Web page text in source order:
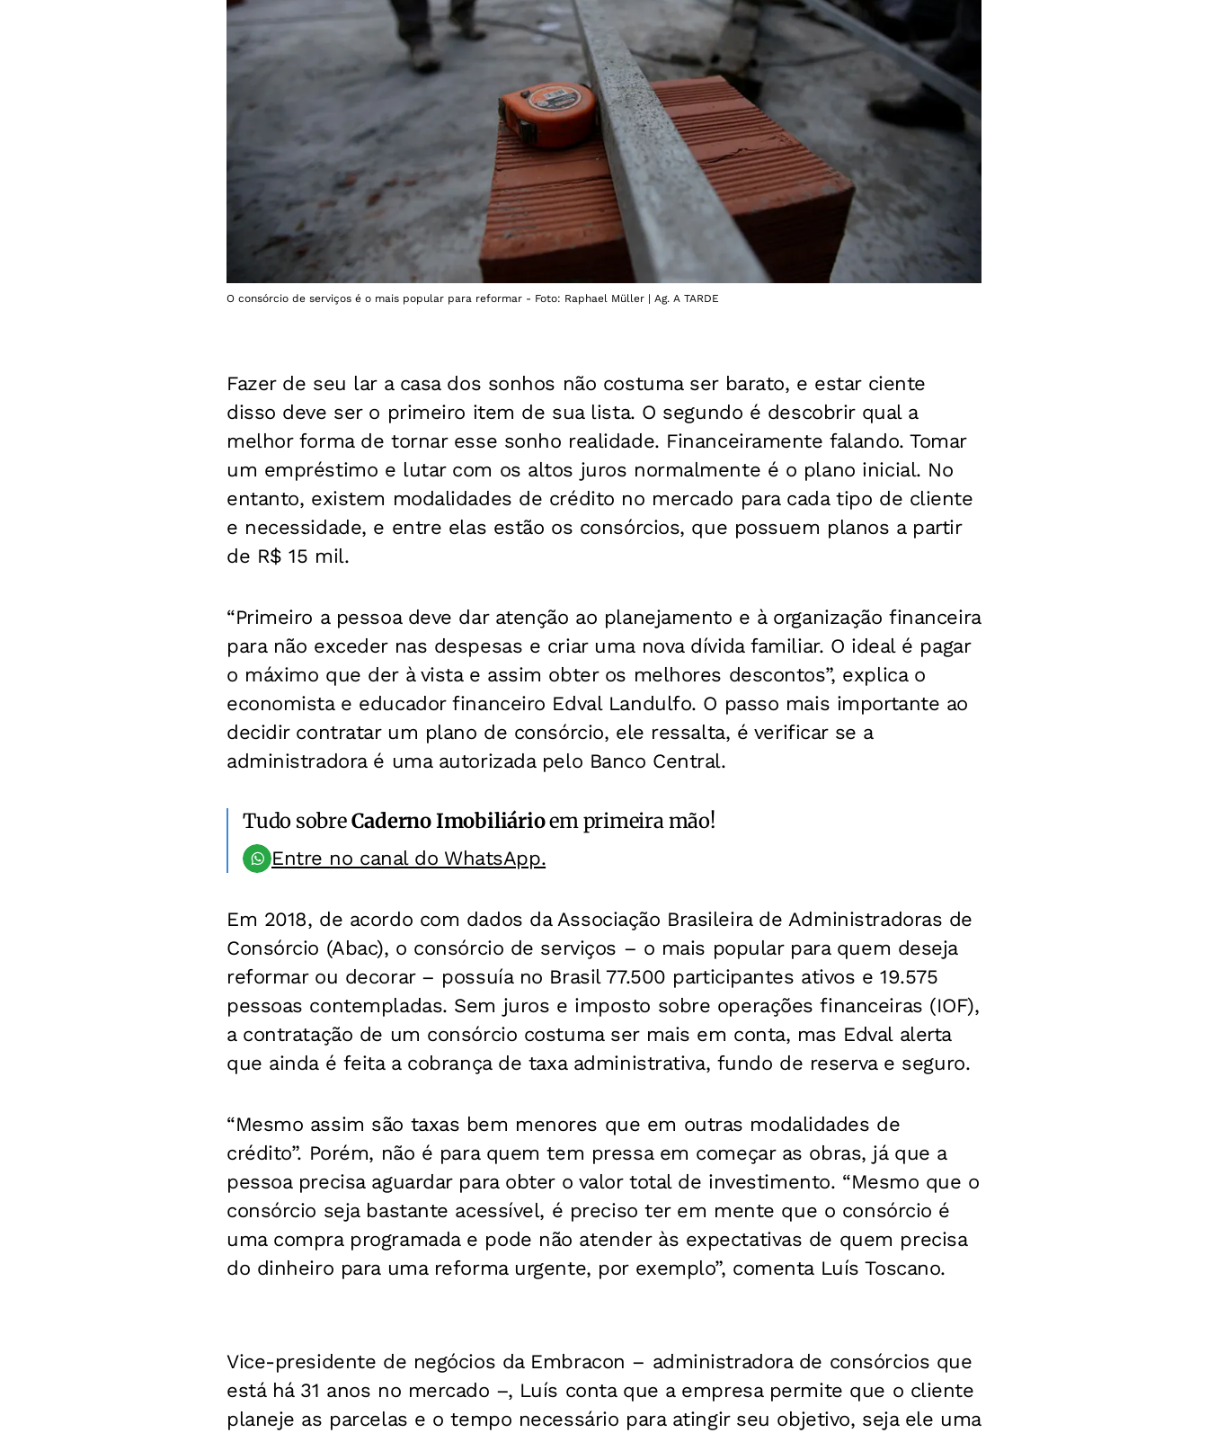
O consórcio de serviços é o mais popular para reformar - Foto: Raphael Müller | Ag. A TARDE
Fazer de seu lar a casa dos sonhos não costuma ser barato, e estar ciente
disso deve ser o primeiro item de sua lista. O segundo é descobrir qual a
melhor forma de tornar esse sonho realidade. Financeiramente falando. Tomar
um empréstimo e lutar com os altos juros normalmente é o plano inicial. No
entanto, existem modalidades de crédito no mercado para cada tipo de cliente
e necessidade, e entre elas estão os consórcios, que possuem planos a partir
de R$ 15 mil.
“Primeiro a pessoa deve dar atenção ao planejamento e à organização financeira
para não exceder nas despesas e criar uma nova dívida familiar. O ideal é pagar
o máximo que der à vista e assim obter os melhores descontos”, explica o
economista e educador financeiro Edval Landulfo. O passo mais importante ao
decidir contratar um plano de consórcio, ele ressalta, é verificar se a
administradora é uma autorizada pelo Banco Central.
Tudo sobreCaderno Imobiliárioem primeira mão!
Entre no canal do WhatsApp.
Em 2018, de acordo com dados da Associação Brasileira de Administradoras de
Consórcio (Abac), o consórcio de serviços – o mais popular para quem deseja
reformar ou decorar – possuía no Brasil 77.500 participantes ativos e 19.575
pessoas contempladas. Sem juros e imposto sobre operações financeiras (IOF),
a contratação de um consórcio costuma ser mais em conta, mas Edval alerta
que ainda é feita a cobrança de taxa administrativa, fundo de reserva e seguro.
“Mesmo assim são taxas bem menores que em outras modalidades de
crédito”. Porém, não é para quem tem pressa em começar as obras, já que a
pessoa precisa aguardar para obter o valor total de investimento. “Mesmo que o
consórcio seja bastante acessível, é preciso ter em mente que o consórcio é
uma compra programada e pode não atender às expectativas de quem precisa
do dinheiro para uma reforma urgente, por exemplo”, comenta Luís Toscano.
Vice-presidente de negócios da Embracon – administradora de consórcios que
está há 31 anos no mercado –, Luís conta que a empresa permite que o cliente
planeje as parcelas e o tempo necessário para atingir seu objetivo, seja ele uma